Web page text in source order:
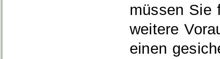
müssen Sie
weitere
einen